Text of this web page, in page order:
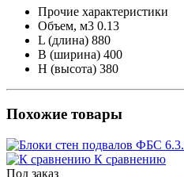
Прочие характеристики
Объем, м3 0.13
L (длина) 880
B (ширина) 400
H (высота) 380
Похожие товары
К сравнению
Под заказ